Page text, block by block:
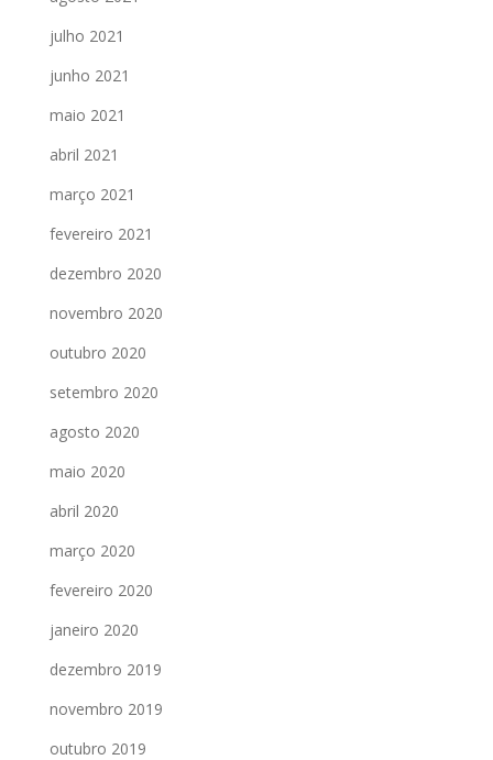
julho 2021
junho 2021
maio 2021
abril 2021
março 2021
fevereiro 2021
dezembro 2020
novembro 2020
outubro 2020
setembro 2020
agosto 2020
maio 2020
abril 2020
março 2020
fevereiro 2020
janeiro 2020
dezembro 2019
novembro 2019
outubro 2019